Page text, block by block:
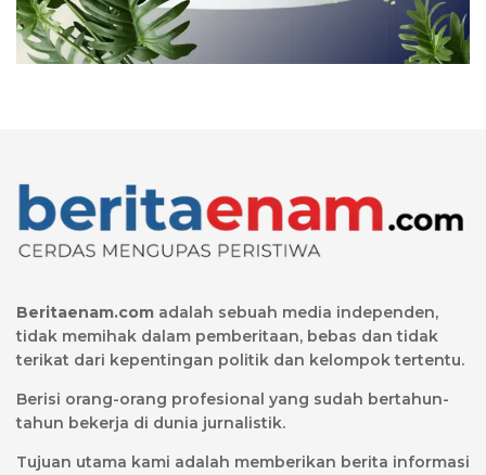
Beritaenam.com adalah sebuah media independen,
tidak memihak dalam pemberitaan, bebas dan tidak
terikat dari kepentingan politik dan kelompok tertentu.
Berisi orang-orang profesional yang sudah bertahun-
tahun bekerja di dunia jurnalistik.
Tujuan utama kami adalah memberikan berita informasi